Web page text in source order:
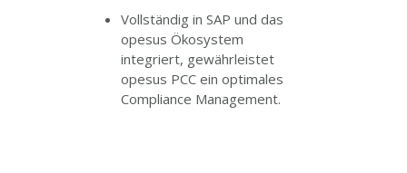
Vollständig in SAP und das
opesus Ökosystem
integriert, gewährleistet
opesus PCC ein optimales
Compliance Management.